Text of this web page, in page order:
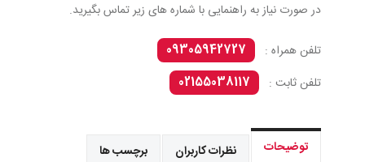
در صورت نیاز به راهنمایی با شماره های زیر تماس بگیرید.
تلفن همراه :
09305942727
تلفن ثابت :
02155038117
توضیحات نظرات کاربران برچسب ها